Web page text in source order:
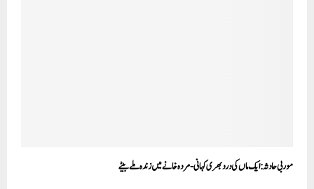
موربی حادثہ: ایک ماں کی درد بھری کہانی- مردہ خانے میں زندہ ملے بیٹے